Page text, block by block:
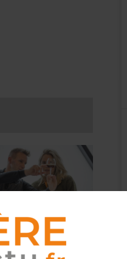
inscriptions au Brussels
Challenge 2020 sont en